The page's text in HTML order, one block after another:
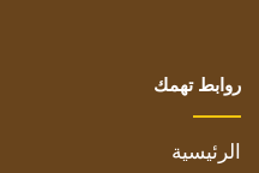
روابط تهمك
الرئيسية